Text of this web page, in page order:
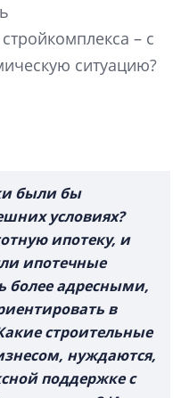
– с
ситуацию?
были бы
условиях?
ипотеку, и
ипотечные
более адресными,
в
строительные
нуждаются,
поддержке с